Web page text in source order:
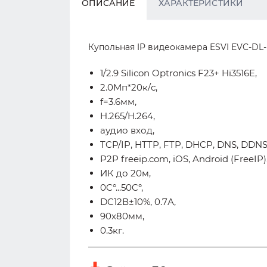
ОПИСАНИЕ ХАРАКТЕРИСТИКИ
Купольная IP видеокамера ESVI EVC-
1/2.9 Silicon Optronics F23+ Hi3516E,
2.0Мп*20к/с,
f=3.6мм,
H.265/H.264,
аудио вход,
TCP/IP, HTTP, FTP, DHCP, DNS,
P2P freeip.com, iOS, Android
ИК до 20м,
0C°...50C°,
DC12В±10%, 0.7А,
90x80мм,
0.3кг.